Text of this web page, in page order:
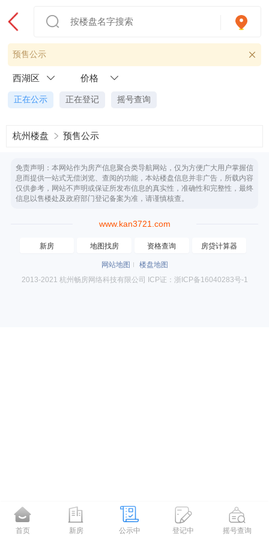
预售公示
西湖区 价格
正在公示 正在登记 摇号查询
杭州楼盘 预售公示
免责声明：本网站作为房产信息聚合类导航网站，仅为方便广大用户掌握信
息而提供一站式无偿浏览、查阅的功能，本站楼盘信息并非广告，所载内容
仅供参考，网站不声明或保证所发布信息的真实性，准确性和完整性，最终
信息以售楼处及政府部门登记备案为准，请谨慎核查。
www.kan3721.com
新房 地图找房 资格查询 房贷计算器
网站地图
楼盘地图
2013-2021 杭州畅房网络科技有限公司 ICP证：浙ICP备16040283号-1
首页 新房 公示中 登记中 摇号查询